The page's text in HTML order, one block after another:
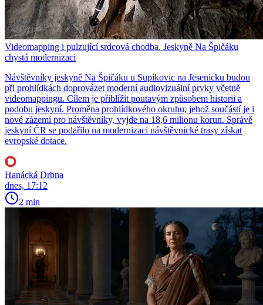
Videomapping i pulzující srdcová chodba. Jeskyně Na Špičáku
chystá modernizaci
Návštěvníky jeskyně Na Špičáku u Supíkovic na Jesenicku budou
při prohlídkách doprovázet moderní audiovizuální prvky včetně
videomappingu. Cílem je přiblížit poutavým způsobem historii a
podobu jeskyní. Proměna prohlídkového okruhu, jehož součástí je i
nové zázemí pro návštěvníky, vyjde na 18,6 milionu korun. Správě
jeskyní ČR se podařilo na modernizaci návštěvnické trasy získat
evropské dotace.
Hanácká Drbna
dnes, 17:12
2 min